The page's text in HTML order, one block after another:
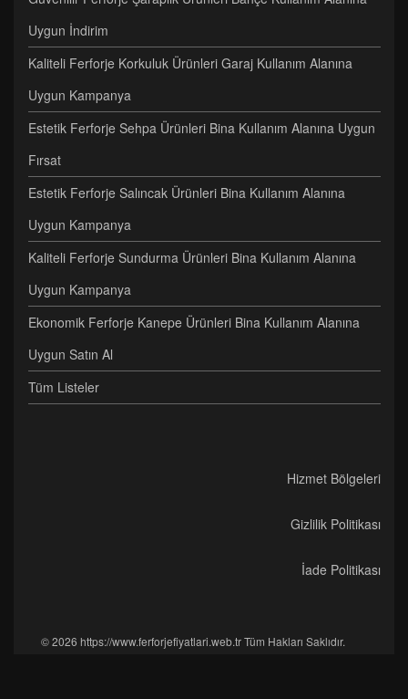
Uygun İndirim
Kaliteli Ferforje Korkuluk Ürünleri Garaj Kullanım Alanına
Uygun Kampanya
Estetik Ferforje Sehpa Ürünleri Bina Kullanım Alanına Uygun
Fırsat
Estetik Ferforje Salıncak Ürünleri Bina Kullanım Alanına
Uygun Kampanya
Kaliteli Ferforje Sundurma Ürünleri Bina Kullanım Alanına
Uygun Kampanya
Ekonomik Ferforje Kanepe Ürünleri Bina Kullanım Alanına
Uygun Satın Al
Tüm Listeler
Hizmet Bölgeleri
Gizlilik Politikası
İade Politikası
© 2026 https://www.ferforjefiyatlari.web.tr Tüm Hakları Saklıdır.